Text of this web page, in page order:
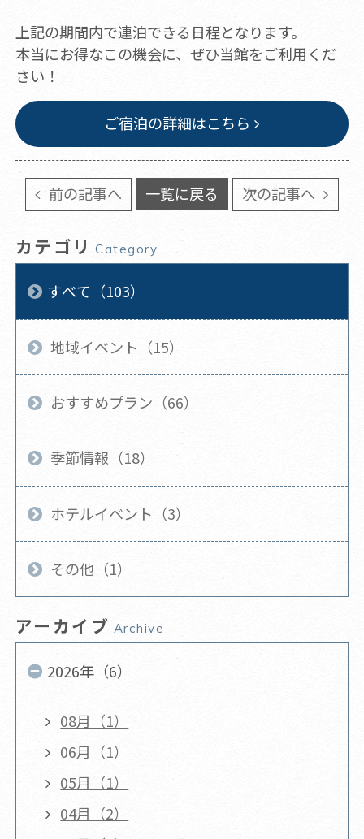
上記の期間内で連泊できる日程となります。
本当にお得なこの機会に、ぜひ当館をご利用くだ
さい！
ご宿泊の詳細はこちら
前の記事へ 一覧に戻る 次の記事へ
カテゴリ Category
すべて（103）
地域イベント（15）
おすすめプラン（66）
季節情報（18）
ホテルイベント（3）
その他（1）
アーカイブ Archive
2026年（6）
08月（1）
06月（1）
05月（1）
04月（2）